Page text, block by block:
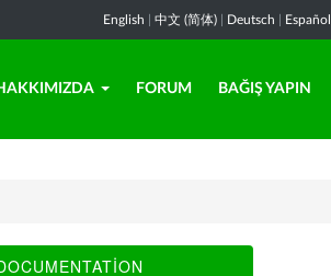
English 中文 (简体) Deutsch Español
FORUM BAĞIŞ YAPIN